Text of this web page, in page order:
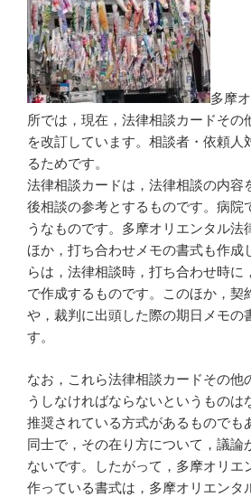
多摩
所では，現在，法律相談カードその
を改訂しています。相談者・依頼人
るためです。
法律相談カードは，法律相談の内容
後相談の参考とするものです。病院
うなものです。多摩オリエンタル法
ほか，打ち合わせメモの書式も作成
らは，法律相談時，打ち合わせ時に
で作成するものです。このほか，契
や，裁判に出頭した際の期日メモの
す。
なお，これら法律相談カードその他
うしなければならないというものは
推奨されている方式があるものでも
同士で，その在り方について，議論
ないです。したがって，多摩オリエ
作っている書式は，多摩オリエンタ